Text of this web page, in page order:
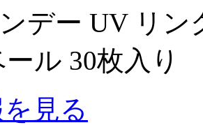
デー UV リ
ル 30枚入り
見る